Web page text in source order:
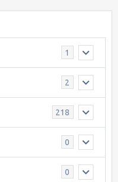
1
2
218
0
0